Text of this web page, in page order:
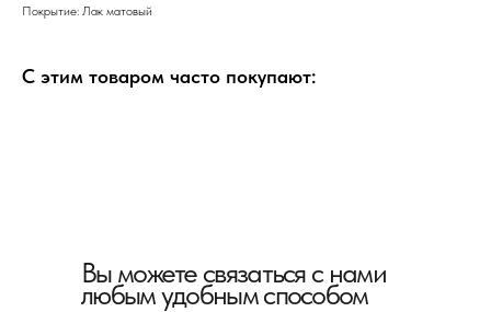
Покрытие: Лак матовый
С этим товаром часто покупают:
Вы можете связаться с нами
любым удобным способом